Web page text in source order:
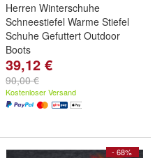
Herren Winterschuhe
Schneestiefel Warme Stiefel
Schuhe Gefuttert Outdoor
Boots
39,12 €
90,00 €
Kostenloser Versand
- 68%